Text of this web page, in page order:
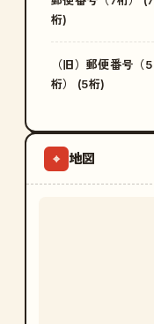
桁)
（旧）郵便番号（5
桁） (5桁)
⌖ 地図